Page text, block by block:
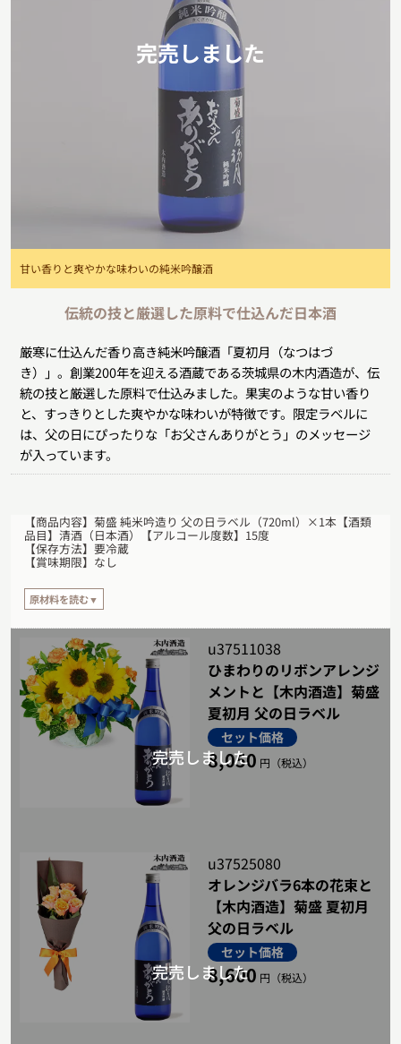
甘い香りと爽やかな味わいの純米吟醸酒
完売しました
伝統の技と厳選した原料で仕込んだ日本酒
厳寒に仕込んだ香り高き純米吟醸酒「夏初月（なつはづ
き）」。創業200年を迎える酒蔵である茨城県の木内酒造が、伝
統の技と厳選した原料で仕込みました。果実のような甘い香り
と、すっきりとした爽やかな味わいが特徴です。限定ラベルに
は、父の日にぴったりな「お父さんありがとう」のメッセージ
が入っています。
【商品内容】菊盛 純米吟造り 父の日ラベル（720ml）×1本【酒類
品目】清酒（日本酒）【アルコール度数】15度
【保存方法】要冷蔵
【賞味期限】なし
原材料を読む▼
【原材料】
米（国産）、米こうじ（国産米）
u37511038
ひまわりのリボンアレンジ
メントと【木内酒造】菊盛
夏初月 父の日ラベル
セット価格
8,050 円（税込）
u37525080
オレンジバラ6本の花束と
【木内酒造】菊盛 夏初月
父の日ラベル
セット価格
8,600 円（税込）